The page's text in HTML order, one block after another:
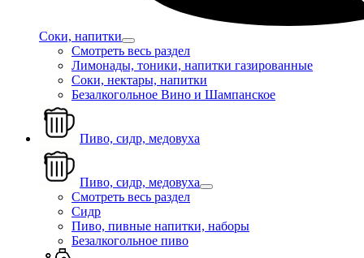
Соки, напитки
Смотреть весь раздел
Лимонады, тоники, напитки газированные
Соки, нектары, напитки
Безалкогольное Вино и Шампанское
Пиво, сидр, медовуха
Пиво, сидр, медовуха
Смотреть весь раздел
Сидр
Пиво, пивные напитки, наборы
Безалкогольное пиво